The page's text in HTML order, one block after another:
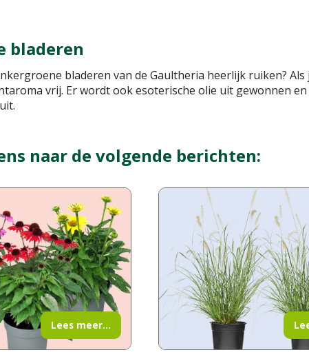
bladeren
bladeren van de Gaultheria heerlijk ruiken?
vrij. Er wordt ook esoterische olie uit gewonnen
naar de volgende berichten:
Lees meer...